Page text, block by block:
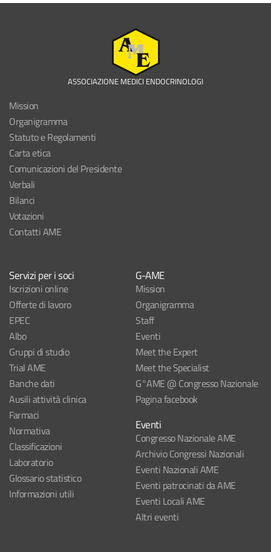
ASSOCIAZIONE MEDICI ENDOCRINOLOGI
Mission
Organigramma
Statuto e Regolamenti
Carta etica
Comunicazioni del Presidente
Verbali
Bilanci
Votazioni
Contatti AME
Servizi per i soci
Iscrizioni online
Offerte di lavoro
EPEC
Albo
Gruppi di studio
Trial AME
Banche dati
Ausili attività clinica
Farmaci
Normativa
Classificazioni
Laboratorio
Glossario statistico
Informazioni utili
G-AME
Mission
Organigramma
Staff
Eventi
Meet the Expert
Meet the Specialist
G°AME @ Congresso Nazionale
Pagina facebook
Eventi
Congresso Nazionale AME
Archivio Congressi Nazionali
Eventi Nazionali AME
Eventi patrocinati da AME
Eventi Locali AME
Altri eventi